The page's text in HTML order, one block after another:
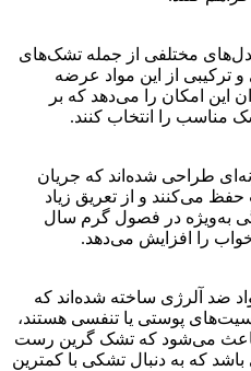
مختلفی از جمله تشک‌های
ترکیبی از این مواد عرضه
این امکان را می‌دهد که بر
مناسب را انتخاب کنند.
طراحی شده‌اند که جریان
می‌کنند و از تعریق زیاد
به‌ویژه در فصول گرم سال
را افزایش می‌دهد.
ضد آلرژی ساخته شده‌اند که
پوستی یا تنفسی هستند،
می‌شود که تشک گرین رست
که به دنبال تشکی با کمترین